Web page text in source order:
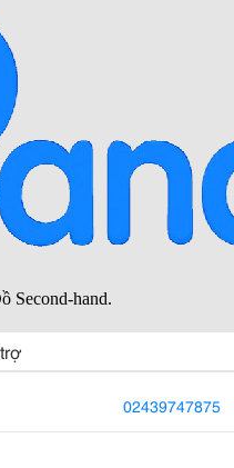
02439747875